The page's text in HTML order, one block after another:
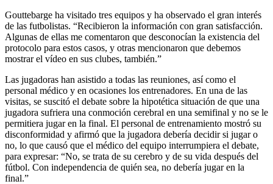
Gouttebarge ha visitado tres equipos y ha observado el gran interés
de las futbolistas. “Recibieron la información con gran satisfacción.
Algunas de ellas me comentaron que desconocían la existencia del
protocolo para estos casos, y otras mencionaron que debemos
mostrar el vídeo en sus clubes, también.”
Las jugadoras han asistido a todas las reuniones, así como el
personal médico y en ocasiones los entrenadores. En una de las
visitas, se suscitó el debate sobre la hipotética situación de que una
jugadora sufriera una conmoción cerebral en una semifinal y no se le
permitiera jugar en la final. El personal de entrenamiento mostró su
disconformidad y afirmó que la jugadora debería decidir si jugar o
no, lo que causó que el médico del equipo interrumpiera el debate,
para expresar: “No, se trata de su cerebro y de su vida después del
fútbol. Con independencia de quién sea, no debería jugar en la
final.”